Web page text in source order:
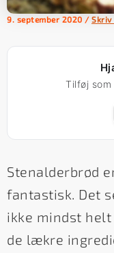
9. september 2020 / Skriv
Tilføj
Stenalderbrød
fantastisk. Det
ikke mindst
de lækre